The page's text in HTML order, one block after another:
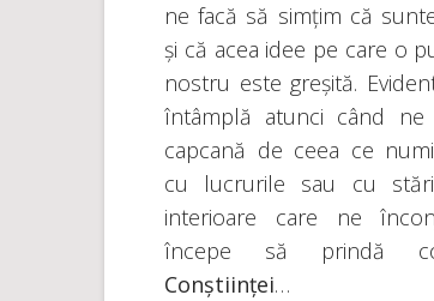
ne facă să simțim că
și că acea idee pe care o
nostru este greșită.
întâmplă atunci când
capcană de ceea ce
cu lucrurile sau cu
interioare care ne
începe să prindă
Conștiinței…